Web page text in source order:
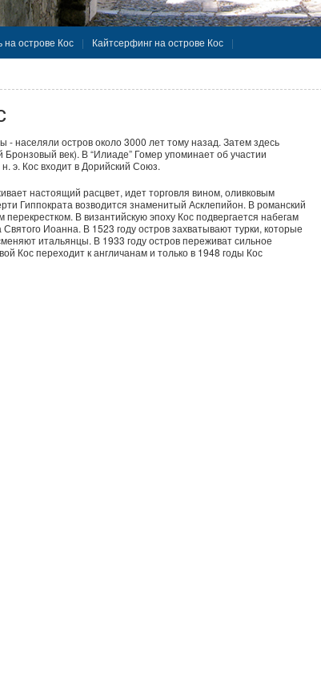
на острове Кос Кайтсерфинг на острове Кос
населяли остров около 3000 лет тому назад. Затем здесь
век). В “Илиаде” Гомер упоминает об участии
э. Кос входит в Дорийский Союз.
настоящий расцвет, идет торговля вином, оливковым
Гиппократа возводится знаменитый Асклепийон. В романский
В византийскую эпоху Кос подвергается набегам
Иоанна. В 1523 году остров захватывают турки, которые
итальянцы. В 1933 году остров переживат сильное
Кос переходит к англичанам и только в 1948 годы Кос